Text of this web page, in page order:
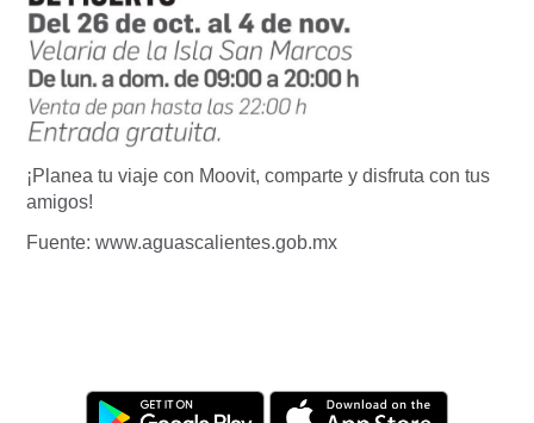
¡Planea tu viaje con Moovit, comparte y disfruta con tus
amigos!
Fuente: www.aguascalientes.gob.mx